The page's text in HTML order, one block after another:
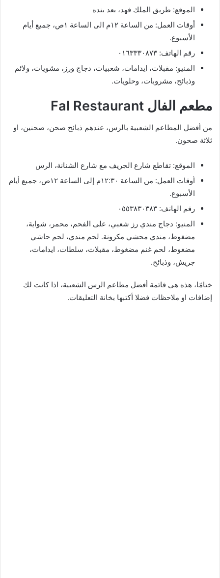
الموقع: طريق الملك فهد، بعد بنده
أوقات العمل: من الساعة ١٢م الى الساعة ١ص، جميع أيام
الأسبوع.
رقم الهاتف: ٠١٦٣٣٣٠٨٧٣
المنيو: مقبلات، ايدامات، شعبيات، دجاج ورز، مشويات، ولائم
وذبائح، مشروبات، وحلويات.
مطعم الفال Fal Restaurant
من أفضل المطاعم الشعبية بالرس، عندهم ذبائح صحن، صحنين، او
ثلاثة صحون.
الموقع: تقاطع شارع الجريف مع شارع الشنانة، الرس
أوقات العمل: من الساعة ١٢:٣٠م إلى الساعة ١٢ص، جميع أيام
الأسبوع.
رقم الهاتف: ٠٥٥٣٨٣٠٣٨٣
المنيو: دجاج مندي رز شعبي، على الفحم، محمر، شواية،
مضغوط، مندي محشي مكرونة. لحم مندي، لحم حاشي
مضغوط، لحم غنم مضغوط، مقبلات، سلطات، ايدامات،
جريش، وذبائح.
ختامًا، هذه هي قائمة أفضل مطاعم الرس الشعبية، اذا كانت لك
إضافات او ملاحظات فضلا أكتبها بخانة التعليقات.